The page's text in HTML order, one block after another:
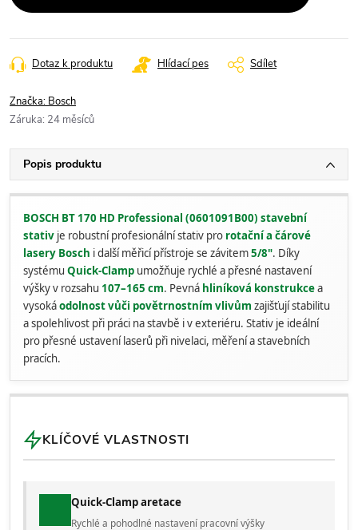
Dotaz k produktu Hlídací pes Sdílet
Značka: Bosch
Záruka: 24 měsíců
Popis produktu
BOSCH BT 170 HD Professional (0601091B00) stavební
stativ je robustní profesionální stativ pro rotační a čárové
lasery Bosch i další měřicí přístroje se závitem5/8". Díky
systému Quick-Clamp umožňuje rychlé a přesné nastavení
výšky v rozsahu 107–165 cm. Pevná hliníková konstrukcea
vysokáodolnost vůči povětrnostním vlivům zajišťují stabilitu
a spolehlivost při práci na stavbě i v exteriéru. Stativ je ideální
pro přesné ustavení laserů při nivelaci, měření a stavebních
pracích.
KLÍČOVÉ VLASTNOSTI
Quick-Clamp aretace
Rychlé a pohodlné nastavení pracovní výšky